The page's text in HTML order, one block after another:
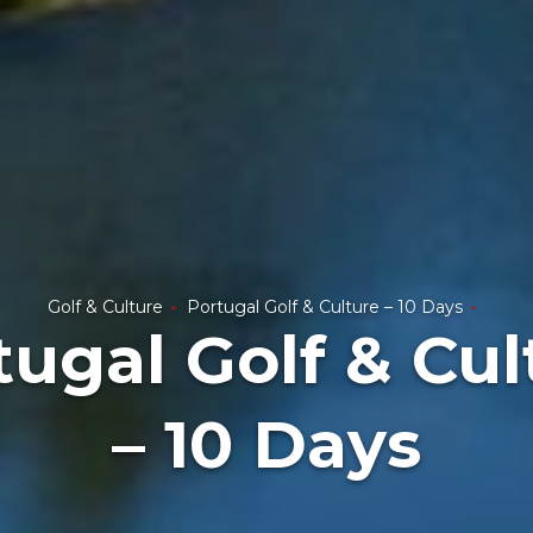
Golf & Culture Portugal Golf & Culture – 10 Days
Golf &
– 10 Days